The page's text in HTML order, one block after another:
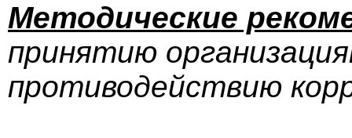
Методические
принятию
противодействию